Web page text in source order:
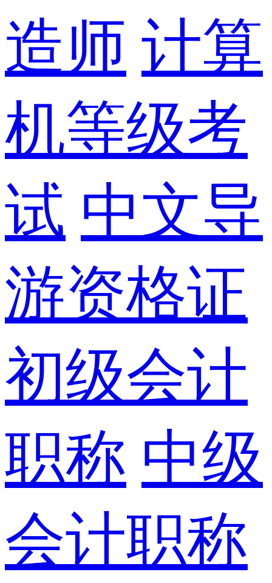
造师 计算
机等级考
试 中文导
游资格证
初级会计
职称 中级
会计职称